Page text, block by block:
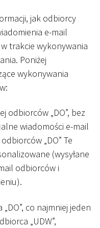
jak odbiorcy
e-mail
trakcie wykonywania
Poniżej
wykonywania
odbiorców „DO”, bez
wiadomości e-mail
„DO” Te
(wysyłane
odbiorców i
co najmniej jeden
„UDW”,